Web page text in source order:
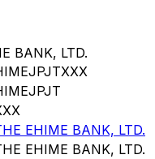
BANK, LTD.
EHIME BANK, LTD.
EHIME BANK, LTD.